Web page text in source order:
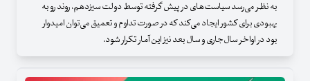
به نظر می‌رسد سیاست‌های در پیش گرفته توسط دولت سیزدهم، روند رو به
بهبودی برای کشور ایجاد می‌کند که در صورت تداوم و تعمیق می‌توان امیدوار
بود در اواخر سال‌جاری و سال بعد نیز این آمار تکرار شود.